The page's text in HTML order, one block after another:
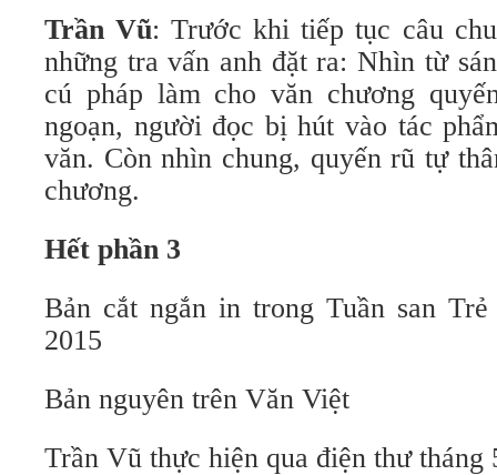
Trần Vũ: Trước khi tiếp tục câu
những tra vấn anh đặt ra: Nhìn từ
cú pháp làm cho văn chương
ngoạn, người đọc bị hút vào tác
văn. Còn nhìn chung, quyến rũ tự
chương.
Hết phần 3
Bản cắt ngắn in trong Tuần san
2015
Bản nguyên trên Văn Việt
Trần Vũ thực hiện qua điện thư tháng